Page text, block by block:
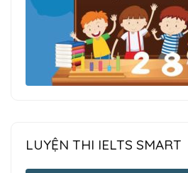
LUYỆN THI IELTS SMART